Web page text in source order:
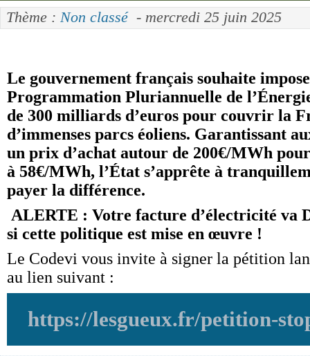
Thème : Non classé- mercredi 25 juin 2025
Le gouvernement français souhaite
Programmation Pluriannuelle de
de 300 milliards d’euros pour couvrir la
d’immenses parcs éoliens. Garantissant
un prix d’achat autour de 200€/MWh
à 58€/MWh, l’État s’apprête à
payer la différence.
ALERTE : Votre facture d’électricité va
si cette politique est mise en œuvre !
Le Codevi vous invite à signer la pétition
au lien suivant :
https://lesgueux.fr/petition-